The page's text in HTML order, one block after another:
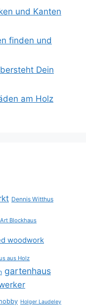
und Kanten
finden und
Dein
am Holz
Dennis Witthus
Blockhaus
woodwork
aus Holz
gartenhaus
Holger Laudeley